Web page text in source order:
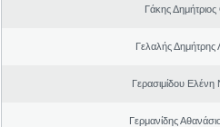
Γάκης
Γελαλής Δημήτρης
Γερασιμίδου Ελένη
Γερμανίδης